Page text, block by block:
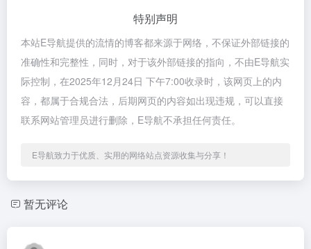
特别声明
本站E导航提供的流情的博客都来源于网络，不保证外部链接的
准确性和完整性，同时，对于该外部链接的指向，不由E导航实
际控制，在2025年12月24日 下午7:00收录时，该网页上的内
容，都属于合规合法，后期网页的内容如出现违规，可以直接
联系网站管理员进行删除，E导航不承担任何责任。
E导航致力于优质、实用的网络站点资源收集与分享！
暂无评论